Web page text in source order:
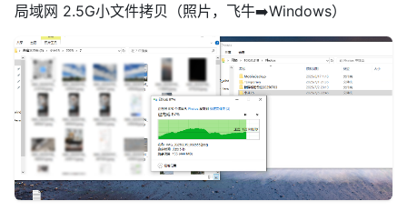
局域网 2.5G小文件拷贝（照片，飞牛➡️Windows）